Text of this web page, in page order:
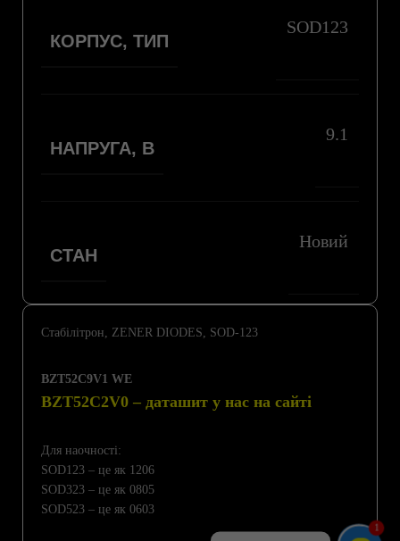
Стабілітрон, ZENER DIODES, SOD-123
BZT52C9V1 WE
BZT52C2V0 – даташит у нас на сайті
Для наочності:
SOD123 – це як 1206
SOD323 – це як 0805
SOD523 – це як 0603
КОРПУС, ТИП
SOD123
НАПРУГА, В
9.1
СТАН
Новий